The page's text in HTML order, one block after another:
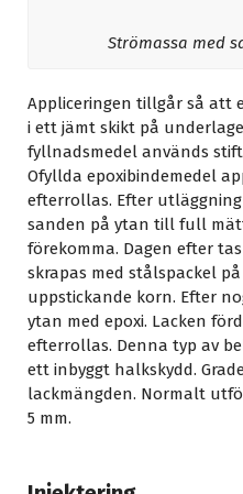
Strömassa med
Appliceringen tillgår så att
i ett jämt skikt på
fyllnadsmedel används
Ofyllda epoxibindemedel
efterrollas. Efter
sanden på ytan till full
förekomma. Dagen efter
skrapas med stålspackel
uppstickande korn. Efter
ytan med epoxi. Lacken
efterrollas. Denna typ av
ett inbyggt halkskydd.
lackmängden. Normalt
5 mm.